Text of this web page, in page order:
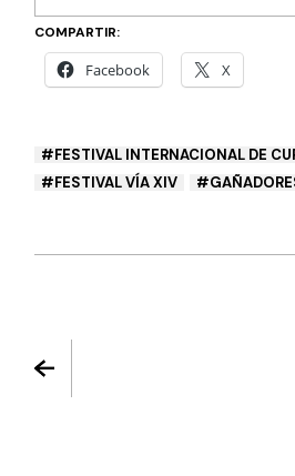
COMPARTIR:
Facebook X
FESTIVAL INTERNACIONAL DE
FESTIVAL VÍA XIV